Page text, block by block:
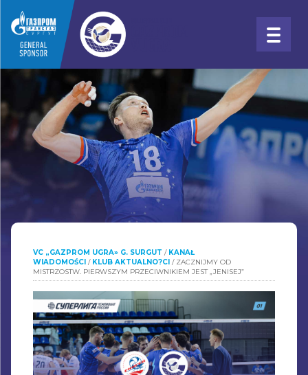
VC „GAZPROM UGRA» G. SURGUT / KANAŁ
WIADOMOŚCI / KLUB AKTUALNO?CI / ZACZNIJMY OD
MISTRZOSTW. PIERWSZYM PRZECIWNIKIEM JEST „JENISEJ”